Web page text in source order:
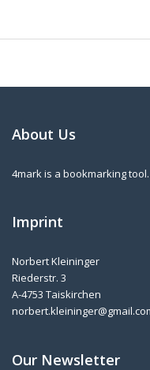
About Us
4mark is a bookmarking
Imprint
Norbert Kleininger
Riederstr. 3
A-4753 Taiskirchen
Our Newsletter